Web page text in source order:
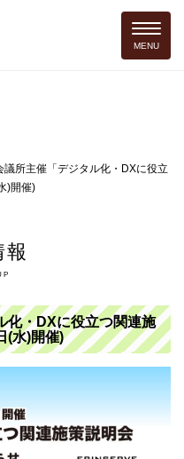
Toggle
MENU
議所主催「デジタル化・DXに役立
)開催)
報
化・DXに役立つ関連施
(水)開催)